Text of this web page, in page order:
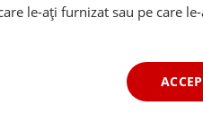
le-ați furnizat sau pe care